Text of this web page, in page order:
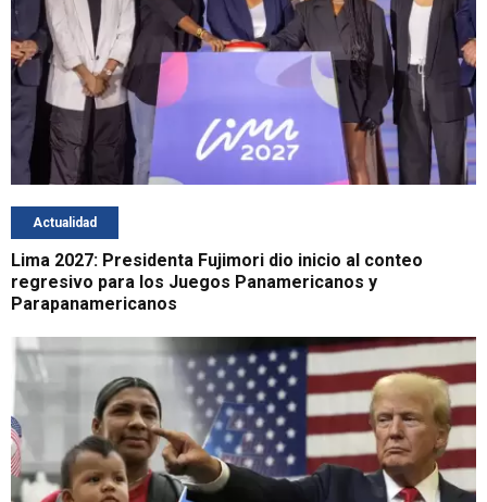
Actualidad
Lima 2027: Presidenta Fujimori dio inicio al conteo
regresivo para los Juegos Panamericanos y
Parapanamericanos